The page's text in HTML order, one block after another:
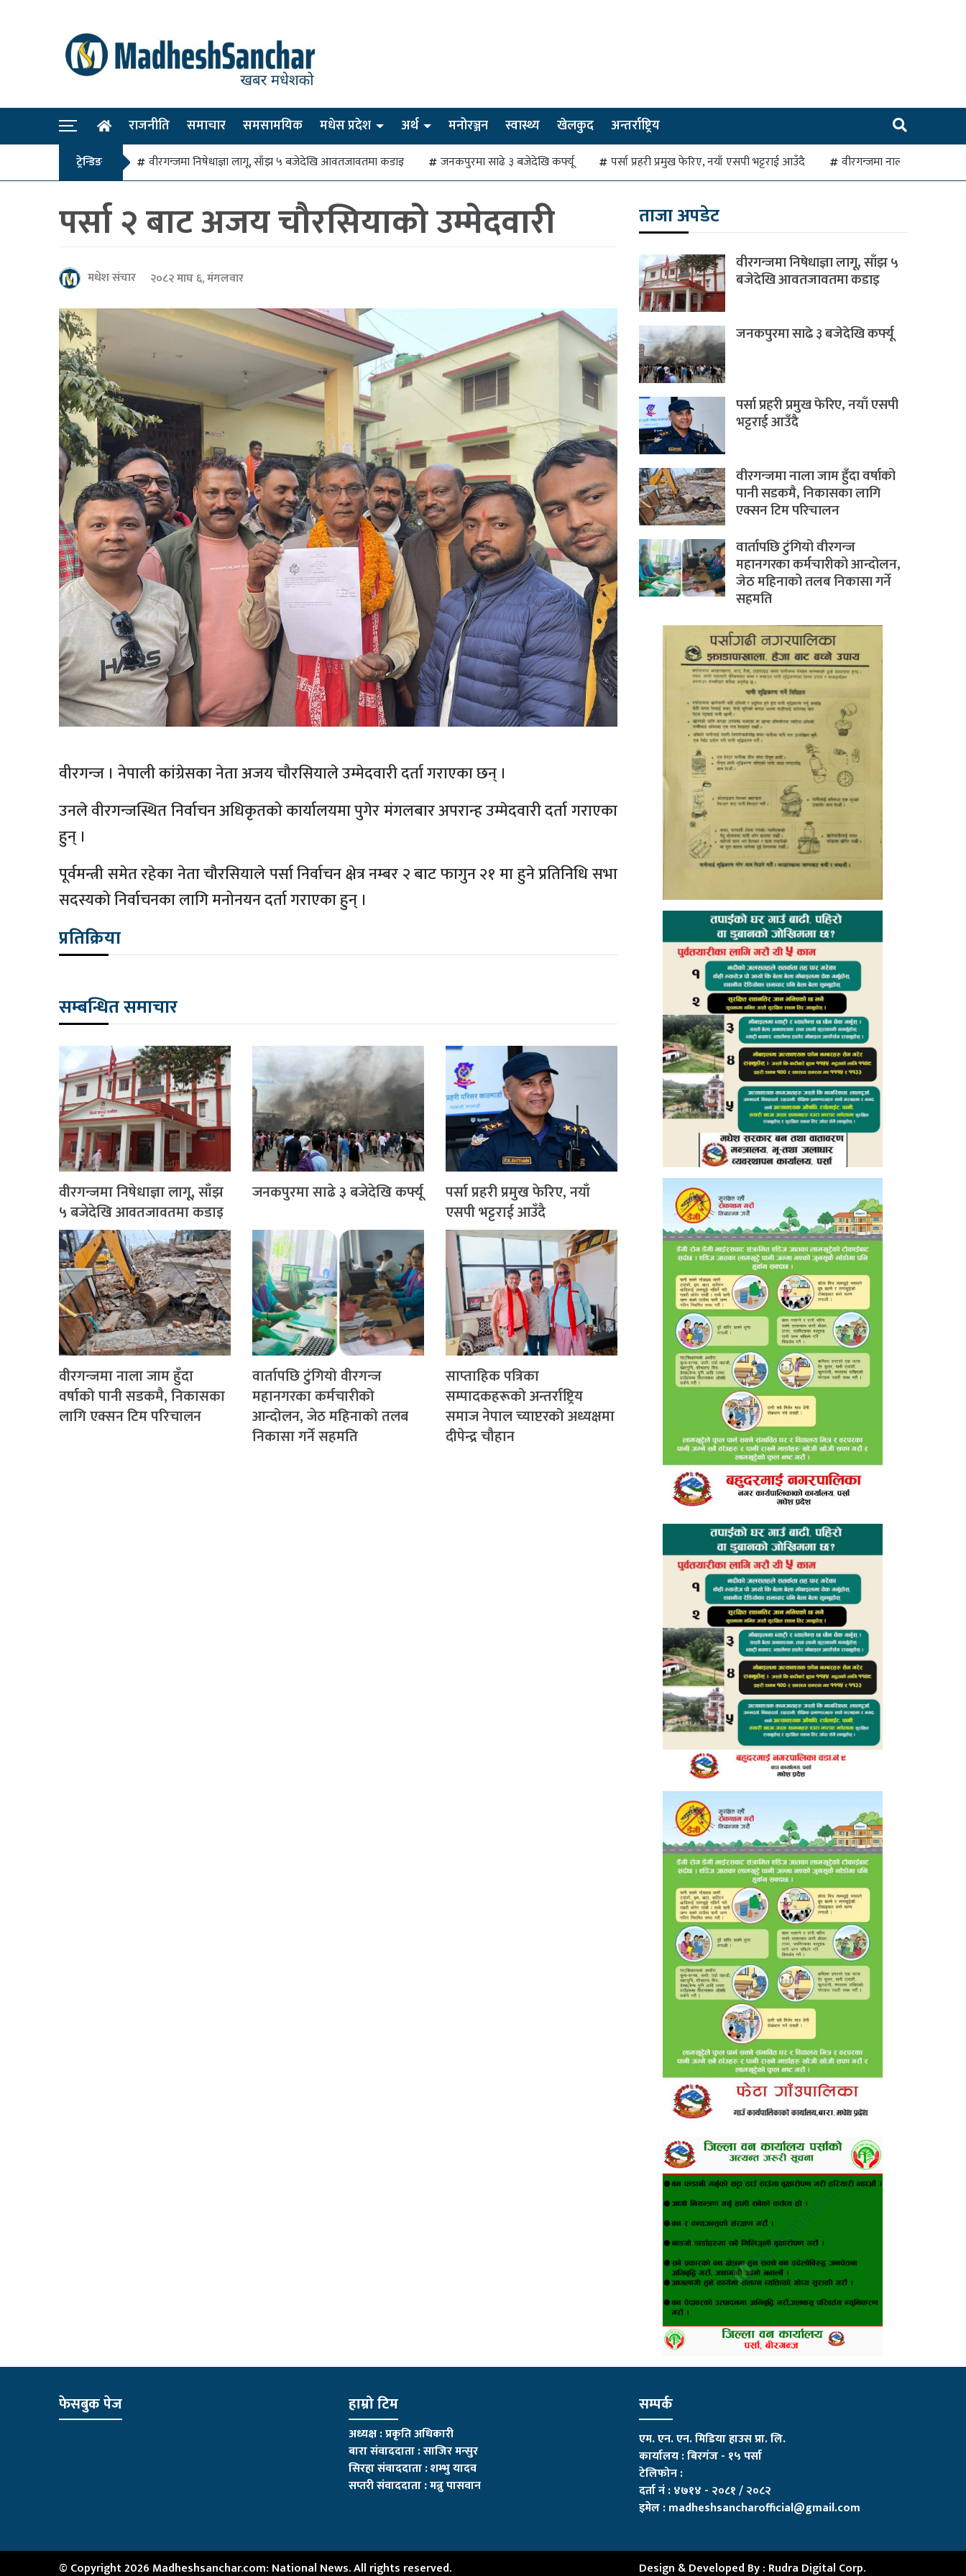
राजनीति समाचार समसामयिक मधेस प्रदेश अर्थ मनोरञ्जन स्वास्थ्य खेलकुद अन्तर्राष्ट्रिय
ट्रेन्डिङ वीरगन्जमा निषेधाज्ञा लागू, साँझ ५ बजेदेखि आवतजावतमा कडाइ जनकपुरमा साढे ३ बजेदेखि कर्फ्यू पर्सा प्रहरी प्रमुख फेरिए, नयाँ एसपी भट्टराई आउँदै वीरगन्जमा नाला जाम हुँदा
पर्सा २ बाट अजय चौरसियाको उम्मेदवारी
मधेश संचार २०८२ माघ ६, मंगलवार
वीरगन्ज । नेपाली कांग्रेसका नेता अजय चौरसियाले उम्मेदवारी दर्ता गराएका छन् ।
उनले वीरगन्जस्थित निर्वाचन अधिकृतको कार्यालयमा पुगेर मंगलबार अपरान्ह उम्मेदवारी दर्ता गराएका
हुन् ।
पूर्वमन्त्री समेत रहेका नेता चौरसियाले पर्सा निर्वाचन क्षेत्र नम्बर २ बाट फागुन २१ मा हुने प्रतिनिधि सभा
सदस्यको निर्वाचनका लागि मनोनयन दर्ता गराएका हुन् ।
प्रतिक्रिया
सम्बन्धित समाचार
वीरगन्जमा निषेधाज्ञा लागू, साँझ
५ बजेदेखि आवतजावतमा कडाइ
जनकपुरमा साढे ३ बजेदेखि कर्फ्यू
पर्सा प्रहरी प्रमुख फेरिए, नयाँ
एसपी भट्टराई आउँदै
वीरगन्जमा नाला जाम हुँदा
वर्षाको पानी सडकमै, निकासका
लागि एक्सन टिम परिचालन
वार्तापछि टुंगियो वीरगन्ज
महानगरका कर्मचारीको
आन्दोलन, जेठ महिनाको तलब
निकासा गर्ने सहमति
साप्ताहिक पत्रिका
सम्पादकहरूको अन्तर्राष्ट्रिय
समाज नेपाल च्याप्टरको अध्यक्षमा
दीपेन्द्र चौहान
ताजा अपडेट
वीरगन्जमा निषेधाज्ञा लागू, साँझ ५
बजेदेखि आवतजावतमा कडाइ
जनकपुरमा साढे ३ बजेदेखि कर्फ्यू
पर्सा प्रहरी प्रमुख फेरिए, नयाँ एसपी
भट्टराई आउँदै
वीरगन्जमा नाला जाम हुँदा वर्षाको
पानी सडकमै, निकासका लागि
एक्सन टिम परिचालन
वार्तापछि टुंगियो वीरगन्ज
महानगरका कर्मचारीको आन्दोलन,
जेठ महिनाको तलब निकासा गर्ने
सहमति
फेसबुक पेज हाम्रो टिम
अध्यक्ष : प्रकृति अधिकारी
बारा संवाददाता : साजिर मन्सुर
सिरहा संवाददाता : शम्भु यादव
सप्तरी संवाददाता:मन्नु पासवान
सम्पर्क
एम. एन. एन. मिडिया हाउस प्रा. लि.
कार्यालय : बिरगंज - १५ पर्सा
टेलिफोन :
दर्ता नं : ४७१४ - २०८१ / २०८२
इमेल :madheshsancharofficial@gmail.com
© Copyright 2026 Madheshsanchar.com: National News. All rights reserved. Design & Developed By : Rudra Digital Corp.